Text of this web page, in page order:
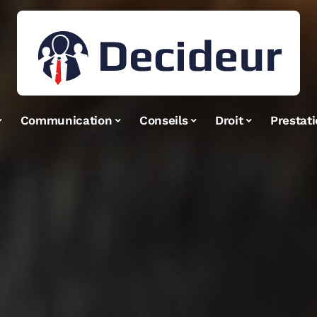
Communication Conseils Droit